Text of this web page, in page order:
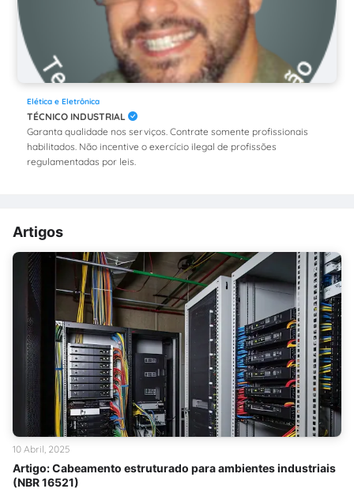
Elética e Eletrônica
TÉCNICO INDUSTRIAL
Garanta qualidade nos serviços. Contrate somente profissionais
habilitados. Não incentive o exercício ilegal de profissões
regulamentadas por leis.
Artigos
Artigo: Cabeamento estruturado para ambientes industriais
(NBR 16521)
10 Abril, 2025